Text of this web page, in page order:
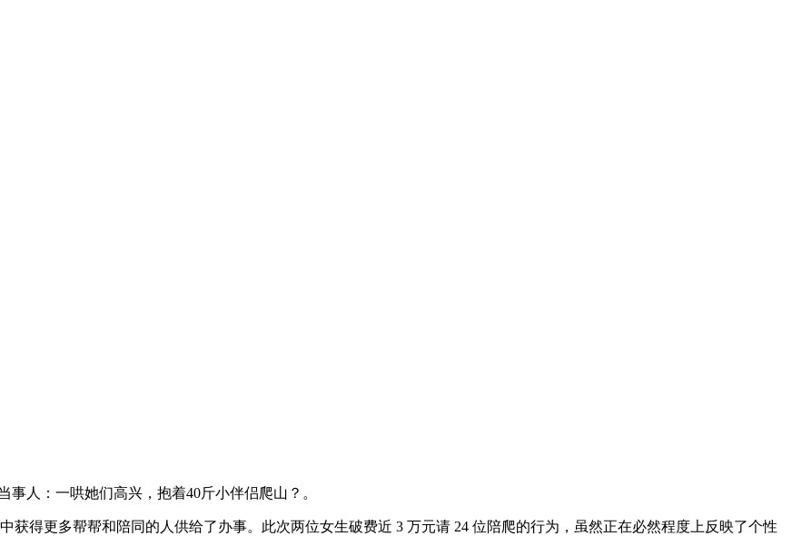
人：一哄她们高兴，抱着40斤小伴侣爬山？。
得更多帮帮和陪同的人供给了办事。此次两位女生破费近 3 万元请 24 位陪爬的行为，虽然正在必然程度上反映了个性